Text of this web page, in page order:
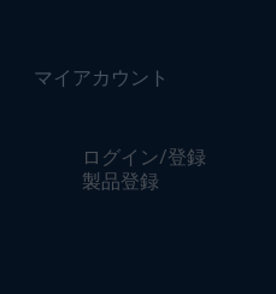
マイアカウント
ログイン/登録
製品登録